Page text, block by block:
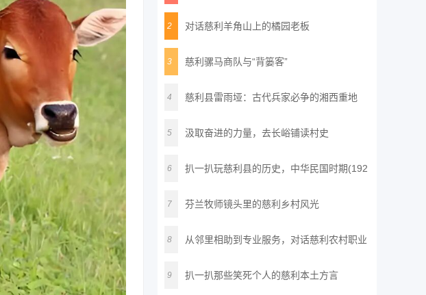
2 对话慈利羊角山上的橘园老板
3 慈利骡马商队与“背篓客”
4 慈利县雷雨垭：古代兵家必争的湘西重地
5 汲取奋进的力量，去长峪铺读村史
6 扒一扒玩慈利县的历史，中华民国时期(192
7 芬兰牧师镜头里的慈利乡村风光
8 从邻里相助到专业服务，对话慈利农村职业
9 扒一扒那些笑死个人的慈利本土方言